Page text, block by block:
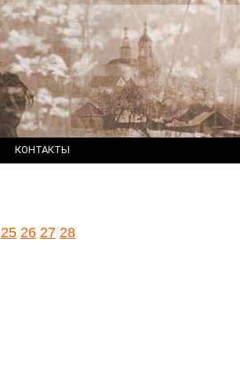
КОНТАКТЫ
25 26 27 28